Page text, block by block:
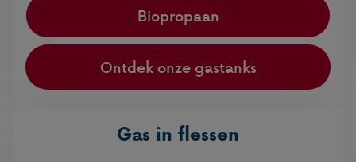
Biopropaan
Ontdek onze gastanks
Gas in flessen